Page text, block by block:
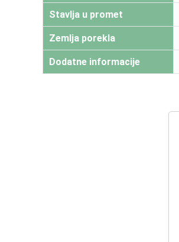
Stavlja u promet
Zemlja porekla
Dodatne informacije